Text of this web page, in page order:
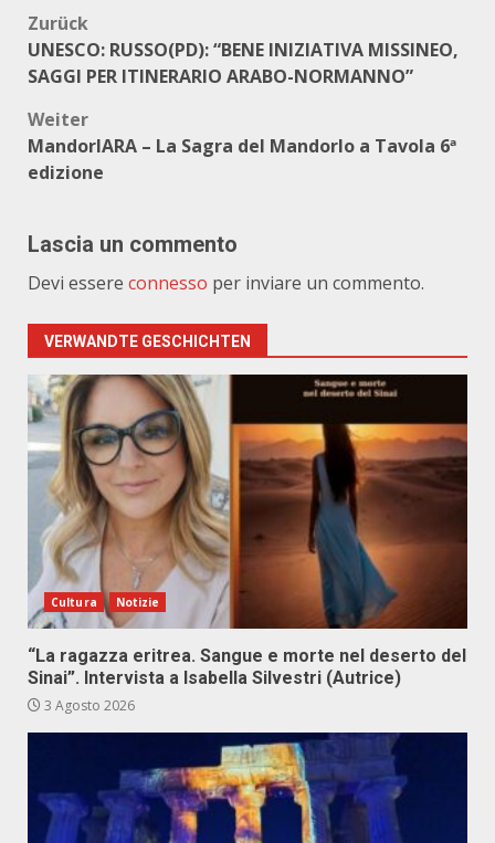
Beitragsnavigation
Zurück
UNESCO: RUSSO(PD): “BENE INIZIATIVA MISSINEO,
SAGGI PER ITINERARIO ARABO-NORMANNO”
Weiter
MandorlARA – La Sagra del Mandorlo a Tavola 6ª
edizione
Lascia un commento
Devi essere connesso per inviare un commento.
VERWANDTE GESCHICHTEN
Cultura Notizie
“La ragazza eritrea. Sangue e morte nel deserto del
Sinai”. Intervista a Isabella Silvestri (Autrice)
3 Agosto 2026